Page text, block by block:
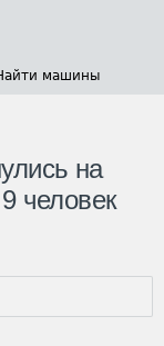
машины
на
человек